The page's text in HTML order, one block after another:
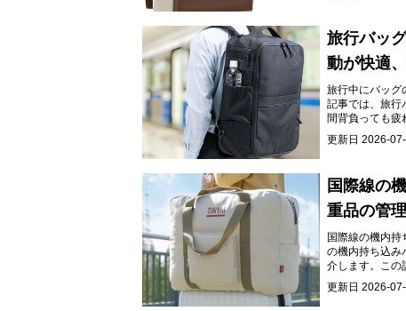
旅行バッ
動が快適
旅行中にバッグ
記事では、旅行
間背負っても疲
実現しましょう
更新日 2026-
国際線の
重品の管
国際線の機内
の機内持ち込み
介します。この
更新日 2026-